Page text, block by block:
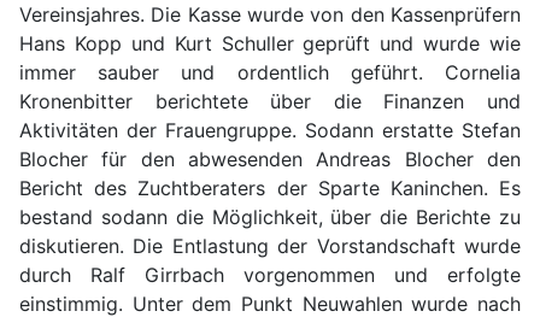
Vereinsjahres. Die Kasse wurde von den Kassenprüfern
Hans Kopp und Kurt Schuller geprüft und wurde wie
immer sauber und ordentlich geführt. Cornelia
Kronenbitter berichtete über die Finanzen und
Aktivitäten der Frauengruppe. Sodann erstatte Stefan
Blocher für den abwesenden Andreas Blocher den
Bericht des Zuchtberaters der Sparte Kaninchen. Es
bestand sodann die Möglichkeit, über die Berichte zu
diskutieren. Die Entlastung der Vorstandschaft wurde
durch Ralf Girrbach vorgenommen und erfolgte
einstimmig. Unter dem Punkt Neuwahlen wurde nach